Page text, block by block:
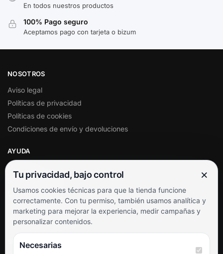
En todos nuestros productos
100% Pago seguro
Aceptamos pago con tarjeta o bizum
NOSOTROS
Aviso legal
Políticas de privacidad
Políticas de cookies
Condiciones de envío y devoluciones
AYUDA
Soporte al cliente
Contacto
Términos y condiciones
Preguntas frecuentes
SÍGUENOS
Tu privacidad, bajo control ×
Usamos cookies técnicas para que la tienda funcione
correctamente. Con tu permiso, también usamos analítica y
marketing para mejorar la experiencia, medir campañas y
personalizar contenidos.
Necesarias